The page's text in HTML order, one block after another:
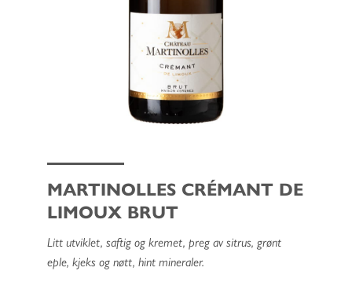
MARTINOLLES CRÉMANT DE
LIMOUX BRUT
Litt utviklet, saftig og kremet, preg av sitrus, grønt
eple, kjeks og nøtt, hint mineraler.